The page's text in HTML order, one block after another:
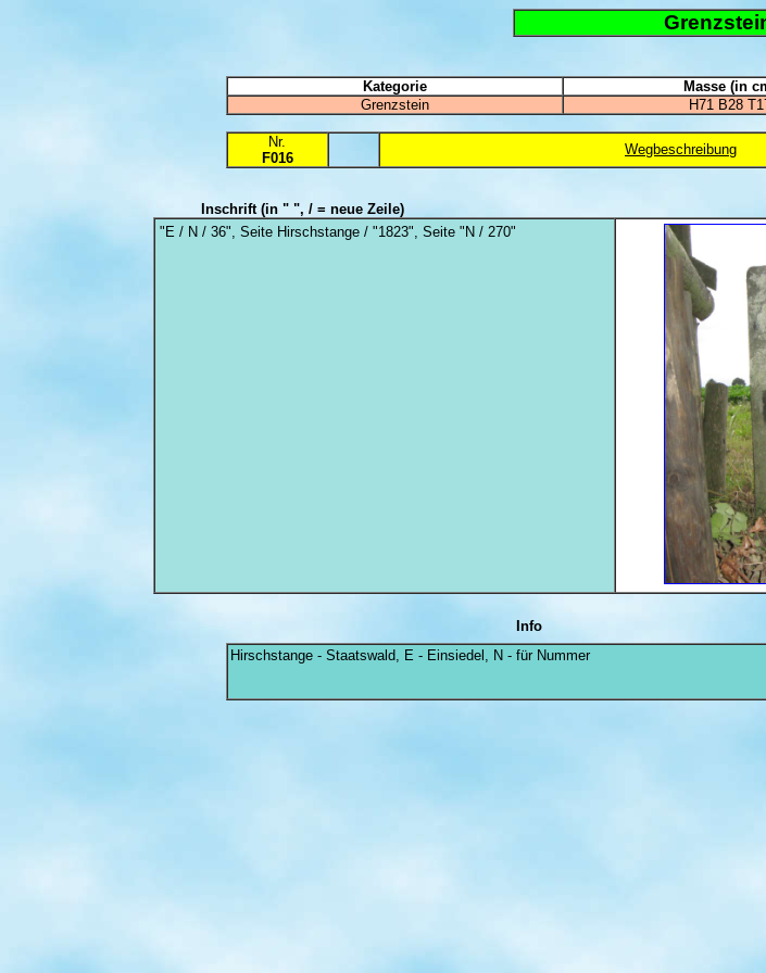
Kategorie Masse (in
Grenzstein
H71 B28
Nr.
F016
Wegbeschreibung
Inschrift(in " ", / = neue Zeile)
"E / N / 36", Seite Hirschstange / "1823", Seite "N / 270"
Info
Hirschstange - Staatswald, E - Einsiedel, N - für Nummer